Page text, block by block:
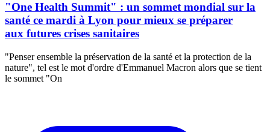
"One Health Summit" : un sommet mondial sur la
santé ce mardi à Lyon pour mieux se préparer
aux futures crises sanitaires
"Penser ensemble la préservation de la santé et la protection de la
nature", tel est le mot d'ordre d'Emmanuel Macron alors que se tient
le sommet "On